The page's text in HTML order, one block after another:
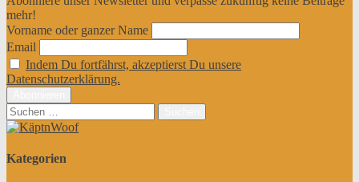
mehr!
Vorname oder ganzer Name
Email
Indem Du fortfährst, akzeptierst Du unsere
Datenschutzerklärung.
Suchen
nach:
Kategorien